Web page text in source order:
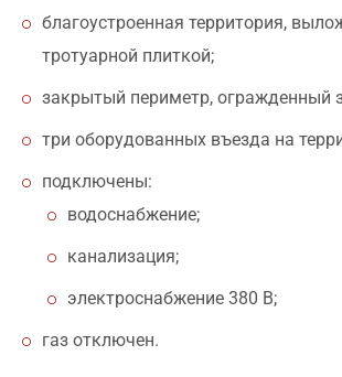
благоустроенная территория,
тротуарной плиткой;
закрытый периметр, огражденный
три оборудованных въезда на
подключены:
водоснабжение;
канализация;
электроснабжение 380 В;
газ отключен.